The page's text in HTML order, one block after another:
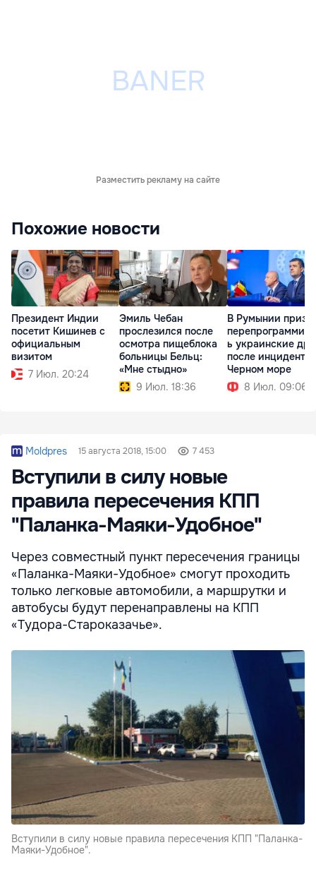
Разместить рекламу на сайте
Похожие новости
Президент Индии
посетит Кишинев с
официальным
визитом
7 Июл. 20:24
Эмиль Чебан
прослезился после
осмотра пищеблока
больницы Бельц:
«Мне стыдно»
9 Июл. 18:36
В Румынии
ь украинские
после инцидента
Черном море
8 Июл. 09:06
Moldpres 15 августа 2018, 15:00 7 453
Вступили в силу новые
правила пересечения КПП
"Паланка-Маяки-Удобное"
Через совместный пункт пересечения границы
«Паланка-Маяки-Удобное» смогут проходить
только легковые автомобили, а маршрутки и
автобусы будут перенаправлены на КПП
«Тудора-Староказачье».
Вступили в силу новые правила пересечения КПП "Паланка-
Маяки-Удобное".